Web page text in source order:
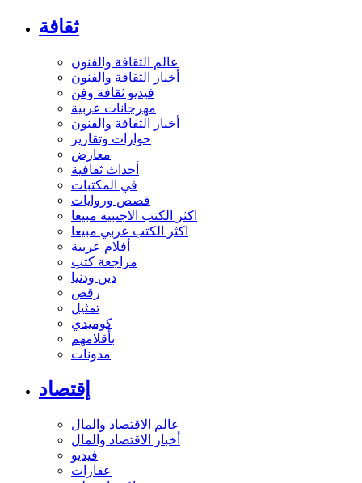
ثقافة
عالم الثقافة والفنون
أخبار الثقافة والفنون
فيديو ثقافة وفن
مهرجانات عربية
أخبار الثقافة والفنون
حوارات وتقارير
معارض
أحداث ثقافية
في المكتبات
قصص وروايات
اكثر الكتب الاجنبية مبيعا
اكثر الكتب عربي مبيعا
أفلام عربية
مراجعة كتب
دين ودنيا
رقص
تمثيل
كوميدي
بأقلامهم
مدونات
إقتصاد
عالم الاقتصاد والمال
أخبار الاقتصاد والمال
فيديو
عقارات